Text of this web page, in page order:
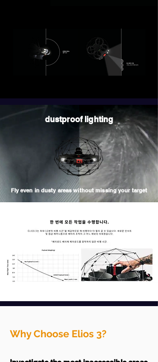
dustproof lighting
Fly even in dusty areas without missing your target
Why Choose Elios 3?